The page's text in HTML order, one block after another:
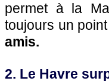
permet à la
toujours un
amis.
2. Le Havre